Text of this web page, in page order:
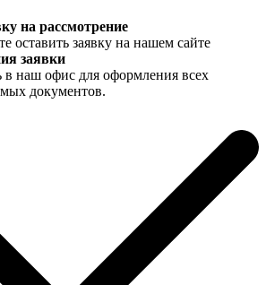
на рассмотрение
оставить заявку на нашем сайте
заявки
в наш офис для оформления всех
документов.